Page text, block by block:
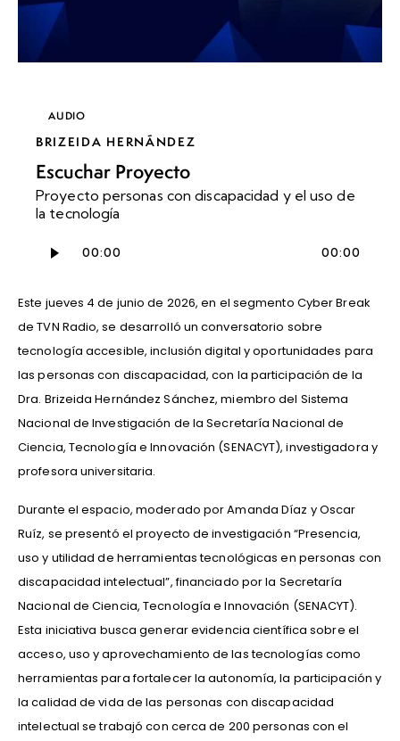
AUDIO
BRIZEIDA HERNÁNDEZ
Escuchar Proyecto
Proyecto personas con discapacidad y el uso de
la tecnología
Reproductor
00:00 00:00
Este jueves 4 de junio de 2026, en el segmento Cyber Break
de TVN Radio, se desarrolló un conversatorio sobre
tecnología accesible, inclusión digital y oportunidades para
las personas con discapacidad, con la participación de la
Dra. Brizeida Hernández Sánchez, miembro del Sistema
Nacional de Investigación de la Secretaría Nacional de
Ciencia, Tecnología e Innovación (SENACYT), investigadora y
profesora universitaria.
Durante el espacio, moderado por Amanda Díaz y Oscar
Ruíz, se presentó el proyecto de investigación “Presencia,
uso y utilidad de herramientas tecnológicas en personas con
discapacidad intelectual”, financiado por la Secretaría
Nacional de Ciencia, Tecnología e Innovación (SENACYT).
Esta iniciativa busca generar evidencia científica sobre el
acceso, uso y aprovechamiento de las tecnologías como
herramientas para fortalecer la autonomía, la participación y
la calidad de vida de las personas con discapacidad
intelectual se trabajó con cerca de 200 personas con el